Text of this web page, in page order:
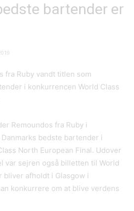
bartender er
fra Ruby vandt titlen som
i konkurrencen World Class
Remoundos fra Ruby i
bedste bartender i
North European Final. Udover
var sejren også billetten til World
bliver afholdt i Glasgow i
konkurrere om at blive verdens